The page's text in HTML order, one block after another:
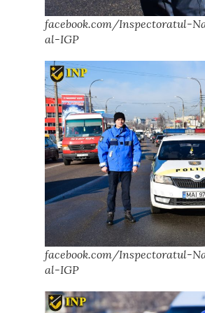
facebook.com/Inspectoratul-
al-IGP
facebook.com/Inspectoratul-
al-IGP